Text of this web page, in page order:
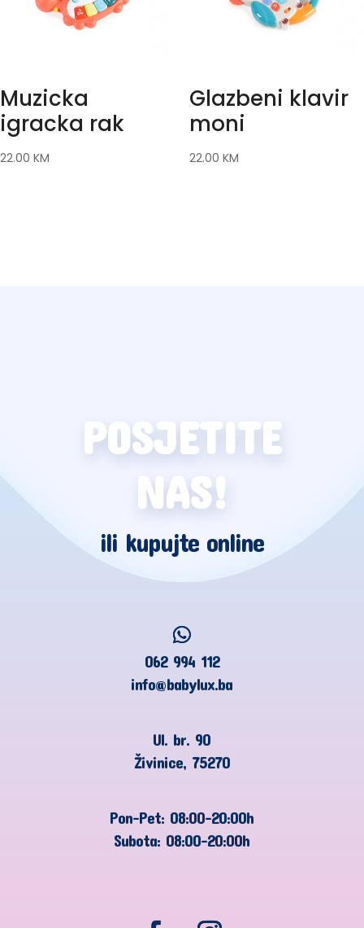
Muzicka
igracka rak
22.00 KM
Glazbeni klavir
moni
22.00 KM
POSJETITE
NAS!
ili kupujte online
062 994 112
info@babylux.ba
Ul. br. 90
Živinice, 75270
Pon-Pet: 08:00-20:00h
Subota: 08:00-20:00h